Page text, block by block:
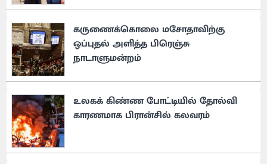
கருணைக்கொலை மசோதாவிற்கு
ஒப்புதல் அளித்த பிரெஞ்சு
நாடாளுமன்றம்
உலகக் கிண்ண போட்டியில் தோல்வி
காரணமாக பிரான்சில் கலவரம்